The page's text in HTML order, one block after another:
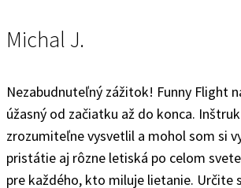
Michal J.
Nezabudnuteľný zážitok! Funny Flight
úžasný od začiatku až do konca.
zrozumiteľne vysvetlil a mohol som si
pristátie aj rôzne letiská po celom
pre každého, kto miluje lietanie. Určite